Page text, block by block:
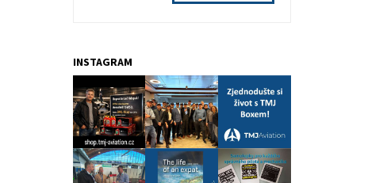
INSTAGRAM